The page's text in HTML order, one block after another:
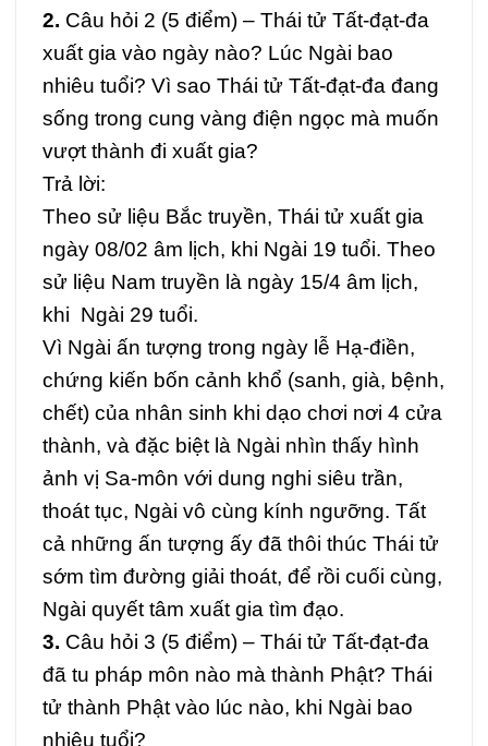
2. Câu hỏi 2 (5 điểm) – Thái tử Tất-đạt-đa
xuất gia vào ngày nào? Lúc Ngài bao
nhiêu tuổi? Vì sao Thái tử Tất-đạt-đa đang
sống trong cung vàng điện ngọc mà muốn
vượt thành đi xuất gia?
Trả lời:
Theo sử liệu Bắc truyền, Thái tử xuất gia
ngày 08/02 âm lịch, khi Ngài 19 tuổi. Theo
sử liệu Nam truyền là ngày 15/4 âm lịch,
khi Ngài 29 tuổi.
Vì Ngài ấn tượng trong ngày lễ Hạ-điền,
chứng kiến bốn cảnh khổ (sanh, già, bệnh,
chết) của nhân sinh khi dạo chơi nơi 4 cửa
thành, và đặc biệt là Ngài nhìn thấy hình
ảnh vị Sa-môn với dung nghi siêu trần,
thoát tục, Ngài vô cùng kính ngưỡng. Tất
cả những ấn tượng ấy đã thôi thúc Thái tử
sớm tìm đường giải thoát, để rồi cuối cùng,
Ngài quyết tâm xuất gia tìm đạo.
3. Câu hỏi 3 (5 điểm) – Thái tử Tất-đạt-đa
đã tu pháp môn nào mà thành Phật? Thái
tử thành Phật vào lúc nào, khi Ngài bao
nhiêu tuổi?